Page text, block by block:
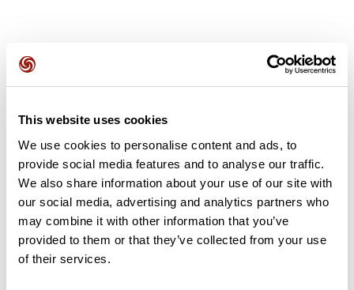
This website uses cookies
We use cookies to personalise content and ads, to
provide social media features and to analyse our traffic.
We also share information about your use of our site with
our social media, advertising and analytics partners who
may combine it with other information that you’ve
provided to them or that they’ve collected from your use
of their services.
Opiniones de los usuarios
Este recorrido aún no contiene opiniones. ¿Ya lo has
completado? ¡Deja la primera opinión!
Añadir una opinión